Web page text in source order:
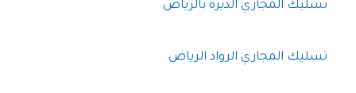
تسليك المجاري الديره بالرياض
تسليك المجاري الرواد الرياض